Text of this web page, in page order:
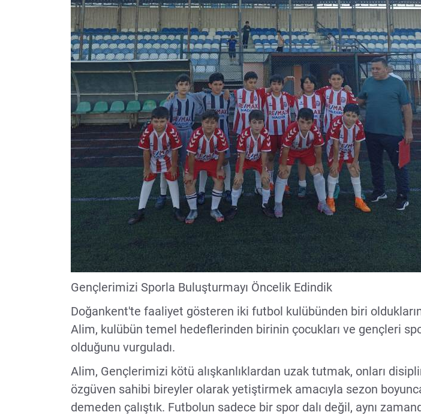
Gençlerimizi Sporla Buluşturmayı Öncelik Edindik
Doğankent'te faaliyet gösteren iki futbol kulübünden biri
Alim, kulübün temel hedeflerinden birinin çocukları ve gençleri
olduğunu vurguladı.
Alim, Gençlerimizi kötü alışkanlıklardan uzak tutmak, onları
özgüven sahibi bireyler olarak yetiştirmek amacıyla sezon
demeden çalıştık. Futbolun sadece bir spor dalı değil, aynı